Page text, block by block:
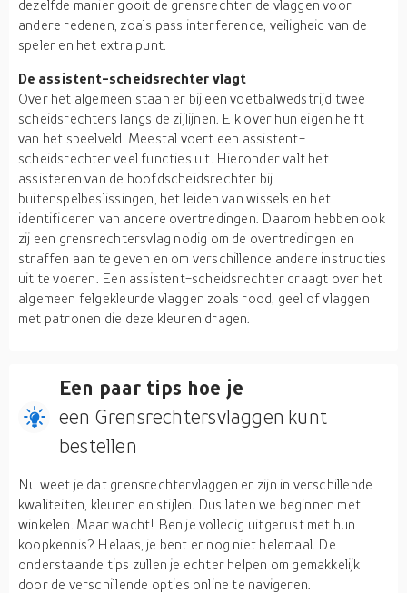
dezelfde manier gooit de grensrechter de vlaggen voor
andere redenen, zoals pass interference, veiligheid van de
speler en het extra punt.
De assistent-scheidsrechter vlagt
Over het algemeen staan er bij een voetbalwedstrijd twee
scheidsrechters langs de zijlijnen. Elk over hun eigen helft
van het speelveld. Meestal voert een assistent-
scheidsrechter veel functies uit. Hieronder valt het
assisteren van de hoofdscheidsrechter bij
buitenspelbeslissingen, het leiden van wissels en het
identificeren van andere overtredingen. Daarom hebben ook
zij een grensrechtersvlag nodig om de overtredingen en
straffen aan te geven en om verschillende andere instructies
uit te voeren. Een assistent-scheidsrechter draagt over het
algemeen felgekleurde vlaggen zoals rood, geel of vlaggen
met patronen die deze kleuren dragen.
Een paar tips hoe je
een Grensrechtersvlaggen kunt
bestellen
Nu weet je dat grensrechtervlaggen er zijn in verschillende
kwaliteiten, kleuren en stijlen. Dus laten we beginnen met
winkelen. Maar wacht! Ben je volledig uitgerust met hun
koopkennis? Helaas, je bent er nog niet helemaal. De
onderstaande tips zullen je echter helpen om gemakkelijk
door de verschillende opties online te navigeren.